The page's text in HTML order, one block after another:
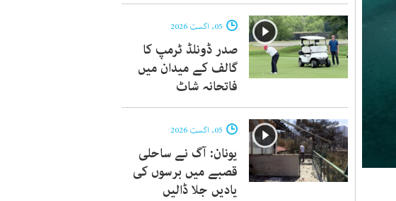
05, اگست 2026
صدر ڈونلڈ ٹرمپ کا
گالف کے میدان میں
فاتحانہ شاٹ
05, اگست 2026
یونان: آگ نے ساحلی
قصبے میں برسوں کی
یادیں جلا ڈالیں